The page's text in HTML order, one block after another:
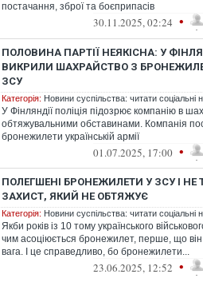
постачання, зброї та боєприпасів
30.11.2025, 02:24 •
ПОЛОВИНА ПАРТІЇ НЕЯКІСНА: У
ВИКРИЛИ ШАХРАЙСТВО З
ЗСУ
Категорія: Новини суспільства: читати соціальні
У Фінляндії поліція підозрює компанію в
обтяжувальними обставинами. Компанія
бронежилети українській армії
01.07.2025, 17:00 •
ПОЛЕГШЕНІ БРОНЕЖИЛЕТИ У ЗСУ І НЕ
ЗАХИСТ, ЯКИЙ НЕ ОБТЯЖУЄ
Категорія: Новини суспільства: читати соціальні
Якби років із 10 тому українського
чим асоціюється бронежилет, перше, що
вага. І це справедливо, бо бронежилети...
23.06.2025, 12:52 •